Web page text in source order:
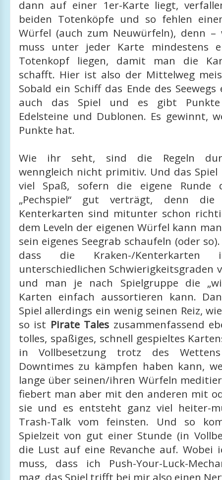
dann auf einer 1er-Karte liegt,
beiden Totenköpfe und so fehlen
Würfel (auch zum Neuwürfeln), denn
muss unter jeder Karte mindestens
Totenkopf liegen, damit man die
schafft. Hier ist also der Mittelweg
Sobald ein Schiff das Ende des
auch das Spiel und es gibt
Edelsteine und Dublonen. Es gewinnt,
Punkte hat.
Wie ihr seht, sind die Regeln
wenngleich nicht primitiv. Und das
viel Spaß, sofern die eigene Runde
„Pechspiel“ gut verträgt, denn
Kenterkarten sind mitunter schon
dem Leveln der eigenen Würfel kann
sein eigenes Seegrab schaufeln (oder
dass die Kraken-/
unterschiedlichen Schwierigkeitsgraden
und man je nach Spielgruppe die
Karten einfach aussortieren kann.
Spiel allerdings ein wenig seinen Reiz,
so ist Pirate Tales zusammenfassend
tolles, spaßiges, schnell gespieltes
in Vollbesetzung trotz des
Downtimes zu kämpfen haben kann,
lange über seinen/ihren Würfeln
fiebert man aber mit den anderen mit
sie und es entsteht ganz viel heiter-
Trash-Talk vom feinsten. Und so
Spielzeit von gut einer Stunde (in
die Lust auf eine Revanche auf. Wobei
muss, dass ich Push-Your-Luck-
mag, das Spiel trifft bei mir also einen